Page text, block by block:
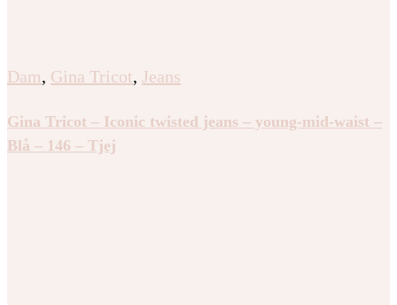
Dam, Gina Tricot, Jeans
Gina Tricot – Iconic twisted jeans – young-mid-waist –
Blå – 146 – Tjej